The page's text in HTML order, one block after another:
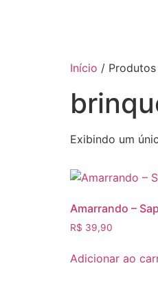
Início /
Exibindo um
Amarrando –
R$ 39,90
Adicionar ao